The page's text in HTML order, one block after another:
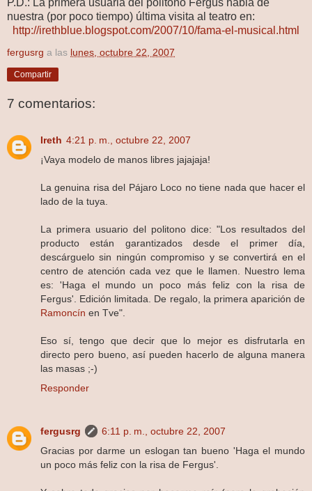
nuestra (por poco tiempo) última visita al teatro en:
http://irethblue.blogspot.com/2007/10/fama-el-musical.html
fergusrg a las lunes, octubre 22, 2007
Compartir
7 comentarios:
Ireth 4:21 p. m., octubre 22, 2007
¡Vaya modelo de manos libres jajajaja!
La genuina risa del Pájaro Loco no tiene nada que hacer el
lado de la tuya.
La primera usuario del politono dice: "Los resultados del
producto están garantizados desde el primer día,
descárguelo sin ningún compromiso y se convertirá en el
centro de atención cada vez que le llamen. Nuestro lema
es: 'Haga el mundo un poco más feliz con la risa de
Fergus'. Edición limitada. De regalo, la primera aparición de
Ramoncín en Tve".
Eso sí, tengo que decir que lo mejor es disfrutarla en
directo pero bueno, así pueden hacerlo de alguna manera
las masas ;-)
Responder
fergusrg
6:11 p. m., octubre 22, 2007
Gracias por darme un eslogan tan bueno 'Haga el mundo
un poco más feliz con la risa de Fergus'.